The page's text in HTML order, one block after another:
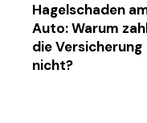
Hagelschaden
Auto: Warum
die Versicherung
nicht?